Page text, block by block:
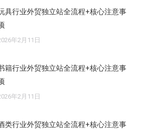
具行业外贸独立站全流程+核心注意事
年2月11日
籍行业外贸独立站全流程+核心注意事
年2月11日
类行业外贸独立站全流程+核心注意事